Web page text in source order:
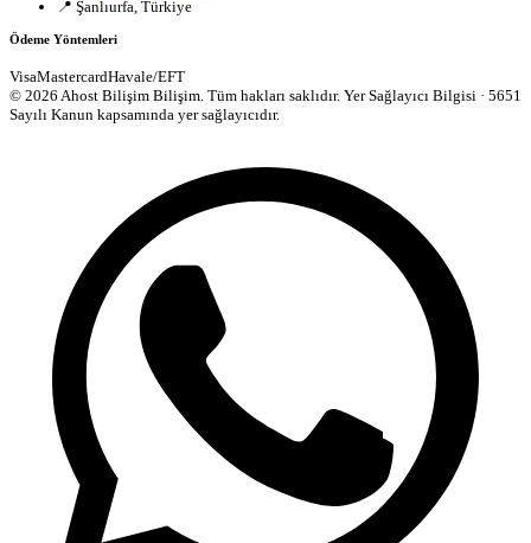
📍 Şanlıurfa, Türkiye
Ödeme Yöntemleri
VisaMastercardHavale/EFT
© 2026 Ahost Bilişim Bilişim. Tüm hakları saklıdır. Yer Sağlayıcı Bilgisi · 5651
Sayılı Kanun kapsamında yer sağlayıcıdır.